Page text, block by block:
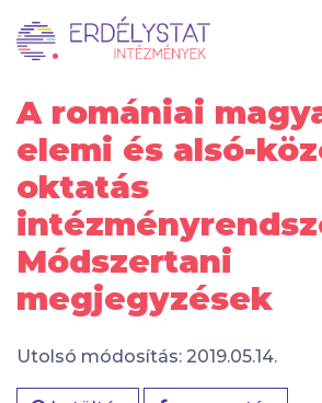
A romániai
elemi és alsó-
oktatás
Módszertani
megjegyzések
Utolsó módosítás: 2019.05.14.